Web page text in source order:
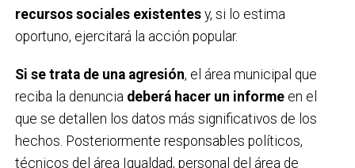
recursos sociales existentesy, si lo estima
oportuno, ejercitará la acción popular.
Si se trata de una agresión, el área municipal que
reciba la denuncia deberá hacer un informeen el
que se detallen los datos más significativos de los
hechos. Posteriormente responsables políticos,
técnicos del área Igualdad, personal del área de